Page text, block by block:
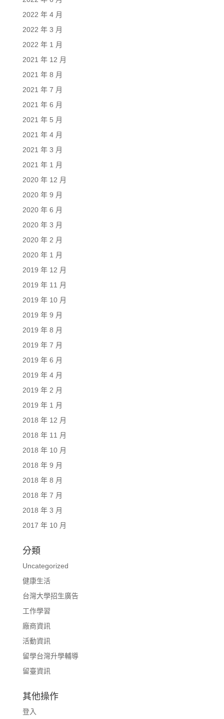
2022 年 4 月
2022 年 3 月
2022 年 1 月
2021 年 12 月
2021 年 8 月
2021 年 7 月
2021 年 6 月
2021 年 5 月
2021 年 4 月
2021 年 3 月
2021 年 1 月
2020 年 12 月
2020 年 9 月
2020 年 6 月
2020 年 3 月
2020 年 2 月
2020 年 1 月
2019 年 12 月
2019 年 11 月
2019 年 10 月
2019 年 9 月
2019 年 8 月
2019 年 7 月
2019 年 6 月
2019 年 4 月
2019 年 2 月
2019 年 1 月
2018 年 12 月
2018 年 11 月
2018 年 10 月
2018 年 9 月
2018 年 8 月
2018 年 7 月
2018 年 3 月
2017 年 10 月
分類
Uncategorized
健康生活
台灣大學招生廣告
工作學習
廠商資訊
活動資訊
留學台灣升學輔導
留臺資訊
其他操作
登入